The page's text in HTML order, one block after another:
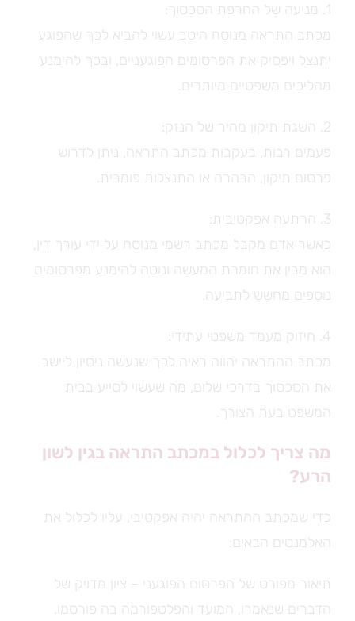
1. מניעה של החרפת הסכסוך:
מכתב התראה מנוסח היטב עשוי להביא לכך שהפוגע
יתנצל ויפסיק את הפרסומים הפוגעניים, ובכך להימנע
מהליכים משפטיים מיותרים.
2. השגת תיקון מהיר של הנזק:
פעמים רבות, בעקבות מכתב התראה, ניתן לדרוש
פרסום תיקון, הבהרה או התנצלות פומבית.
3. הרתעה אפקטיבית:
כאשר אדם מקבל מכתב רשמי מנוסח על ידי עורך דין,
הוא מבין את חומרת המעשה ונוטה להימנע מפרסומים
נוספים מחשש לתביעה.
4. חיזוק מעמד משפטי עתידי:
מכתב ההתראה יהווה ראיה לכך שנעשה ניסיון ליישב
את הסכסוך בדרכי שלום, מה שעשוי לסייע בבית
המשפט בעת הצורך.
מה צריך לכלול במכתב התראה בגין לשון
הרע?
כדי שמכתב ההתראה יהיה אפקטיבי, עליו לכלול את
האלמנטים הבאים:
תיאור מפורט של הפרסום הפוגעני – ציון מדויק של
הדברים שנאמרו, המועד והפלטפורמה בה פורסמו.